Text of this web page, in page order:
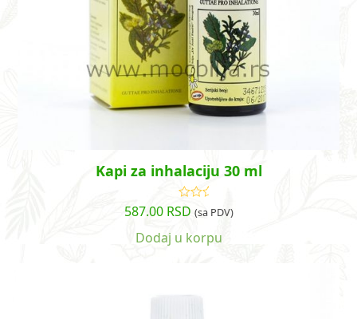
Kapi za inhalaciju 30 ml
Ocenjeno
sa5.00od
587.00 RSD (sa PDV)
Dodaj u korpu